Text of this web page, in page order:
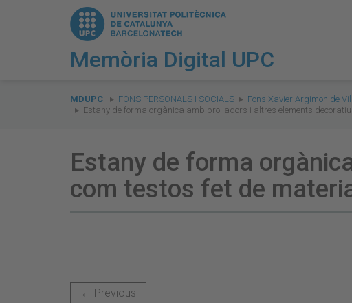
Memòria Digital UPC
are
here:
MDUPC FONS PERSONALS I SOCIALS Fons Xavier Argimon de
Estany de forma orgànica amb brolladors i altres elements
Estany de forma
com testos fet de
← Previous